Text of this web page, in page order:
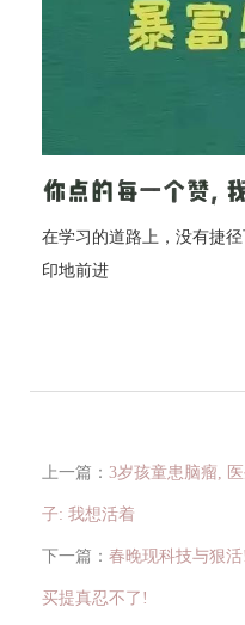
在学习的道路上，没有捷
印地前进
上一篇： 3岁孩童患脑瘤,
子: 我想活着
下一篇： 春晚现科技与狠
买提真忍不了!